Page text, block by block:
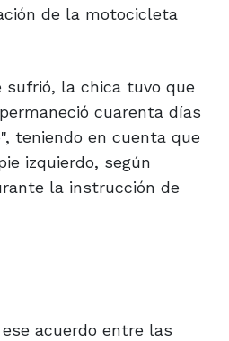
de la motocicleta
sufrió, la chica tuvo que
cuarenta días
teniendo en cuenta que
izquierdo, según
la instrucción de
acuerdo entre las